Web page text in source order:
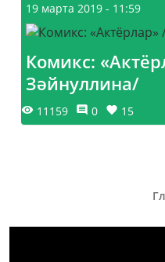
19 марта 2019 - 11:59
Комикс:
Зәйнуллина/
11159 0 15